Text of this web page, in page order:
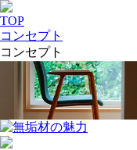
TOP
コンセプト
コンセプト
無垢材の魅力